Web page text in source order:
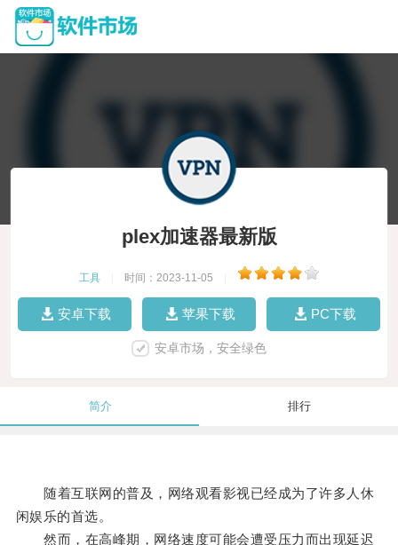
plex加速器最新版
工具 时间：2023-11-05
安卓下载 苹果下载 PC下载
安卓市场，安全绿色
简介 排行
随着互联网的普及，网络观看影视已经成为了许多人休
闲娱乐的首选。
然而，在高峰期，网络速度可能会遭受压力而出现延迟